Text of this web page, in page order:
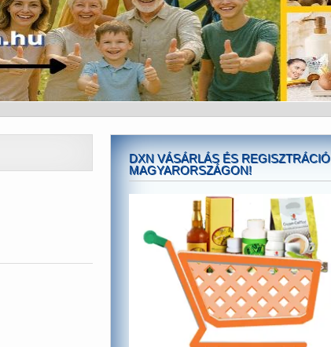
DXN VÁSÁRLÁS ÉS REGISZTRÁCIÓ
MAGYARORSZÁGON!